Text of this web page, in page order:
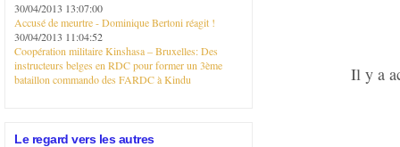
30/04/2013 13:07:00
Accusé de meurtre - Dominique Bertoni réagit !
30/04/2013 11:04:52
Coopération militaire Kinshasa – Bruxelles: Des
instructeurs belges en RDC pour former un 3ème
bataillon commando des FARDC à Kindu
Le regard vers les autres
Il y a